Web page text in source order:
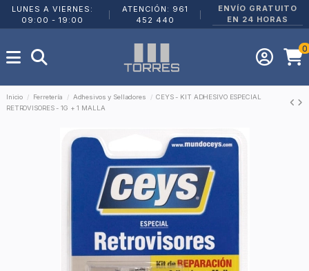
LUNES A VIERNES:
09:00 - 19:00
ATENCIÓN: 961
452 440
ENVÍO GRATUITO
EN 24 HORAS
0
Inicio Ferretería Adhesivos y Selladores
CEYS - KIT ADHESIVO ESPECIAL
RETROVISORES - 1G + 1 MALLA